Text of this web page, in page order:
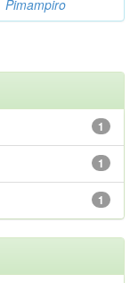
Pimampiro
1
1
1